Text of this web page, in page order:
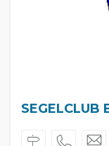
SEGELCLUB